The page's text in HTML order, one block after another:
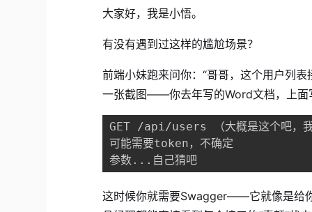
大家好，我是小悟。
有没有遇到过这样的尴尬场景？
前端小妹跑来问你：“哥哥，这个用户列
一张截图——你去年写的Word文档，上面
GET /api/users （大概是这个吧，
可能需要token，不确定
参数...自己猜吧
这时候你就需要Swagger——它就像是给